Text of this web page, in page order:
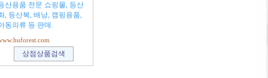
산용품 전문 쇼핑몰, 등산
, 등산복, 배낭, 캠핑용품,
동의류 등 판매.